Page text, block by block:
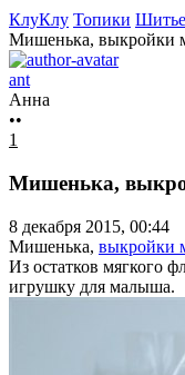
КлуКлу Топики Шитье
Мишенька, выкройки
ant
Анна
••
1
Мишенька,
8 декабря 2015, 00:44
Мишенька, выкройки
Из остатков мягкого
игрушку для малыша.